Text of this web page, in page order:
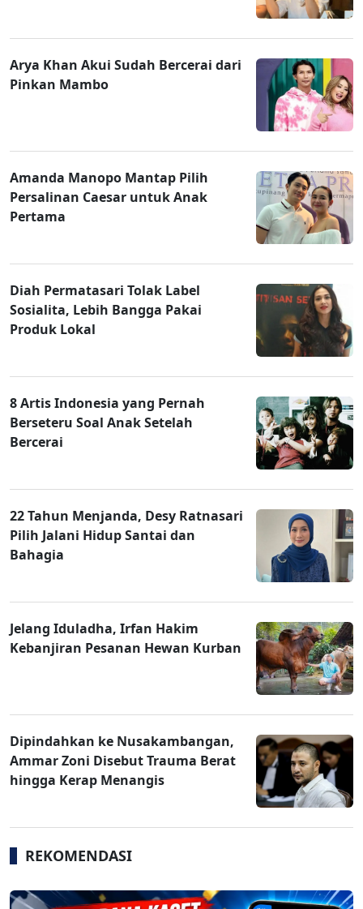
Arya Khan Akui Sudah Bercerai dari
Pinkan Mambo
Amanda Manopo Mantap Pilih
Persalinan Caesar untuk Anak
Pertama
Diah Permatasari Tolak Label
Sosialita, Lebih Bangga Pakai
Produk Lokal
8 Artis Indonesia yang Pernah
Berseteru Soal Anak Setelah
Bercerai
22 Tahun Menjanda, Desy Ratnasari
Pilih Jalani Hidup Santai dan
Bahagia
Jelang Iduladha, Irfan Hakim
Kebanjiran Pesanan Hewan Kurban
Dipindahkan ke Nusakambangan,
Ammar Zoni Disebut Trauma Berat
hingga Kerap Menangis
REKOMENDASI